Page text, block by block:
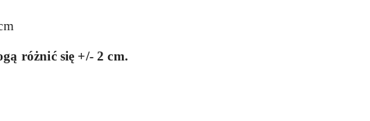
różnić się +/- 2 cm.